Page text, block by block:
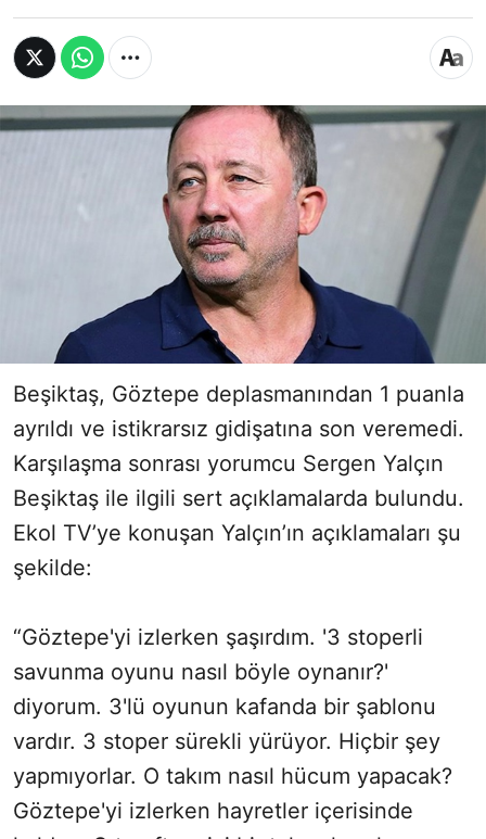
Beşiktaş, Göztepe deplasmanından 1 puanla
ayrıldı ve istikrarsız gidişatına son veremedi.
Karşılaşma sonrası yorumcu Sergen Yalçın
Beşiktaş ile ilgili sert açıklamalarda bulundu.
Ekol TV’ye konuşan Yalçın’ın açıklamaları şu
şekilde:
“Göztepe'yi izlerken şaşırdım. '3 stoperli
savunma oyunu nasıl böyle oynanır?'
diyorum. 3'lü oyunun kafanda bir şablonu
vardır. 3 stoper sürekli yürüyor. Hiçbir şey
yapmıyorlar. O takım nasıl hücum yapacak?
Göztepe'yi izlerken hayretler içerisinde